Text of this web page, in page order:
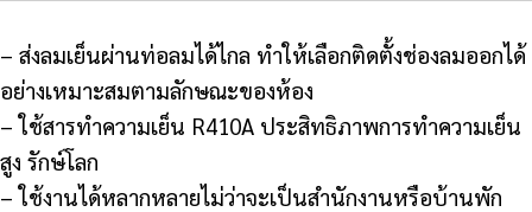
– ส่งลมเย็นผ่านท่อลมได้ไกล ทำให้เลือกติดตั้งช่องลมออกได้
อย่างเหมาะสมตามลักษณะของห้อง
– ใช้สารทำความเย็น R410A ประสิทธิภาพการทำความเย็น
สูง รักษ์โลก
– ใช้งานได้หลากหลายไม่ว่าจะเป็นสำนักงานหรือบ้านพัก